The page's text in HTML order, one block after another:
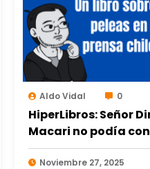
Aldo Vidal
¿Quién decide qué
importantes?
Abril 7, 2026